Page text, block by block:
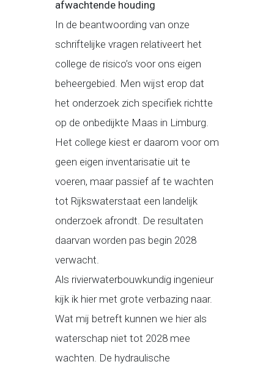
afwachtende houding
In de beantwoording van onze
schriftelijke vragen relativeert het
college de risico’s voor ons eigen
beheergebied. Men wijst erop dat
het onderzoek zich specifiek richtte
op de onbedijkte Maas in Limburg.
Het college kiest er daarom voor om
geen eigen inventarisatie uit te
voeren, maar passief af te wachten
tot Rijkswaterstaat een landelijk
onderzoek afrondt. De resultaten
daarvan worden pas begin 2028
verwacht.
Als rivierwaterbouwkundig ingenieur
kijk ik hier met grote verbazing naar.
Wat mij betreft kunnen we hier als
waterschap niet tot 2028 mee
wachten. De hydraulische